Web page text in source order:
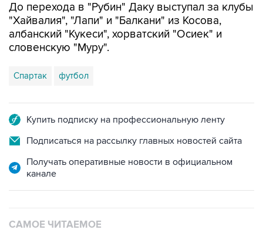
До перехода в "Рубин" Даку выступал за клубы
"Хайвалия", "Лапи" и "Балкани" из Косова,
албанский "Кукеси", хорватский "Осиек" и
словенскую "Муру".
Спартак футбол
Купить подписку на профессиональную ленту
Подписаться на рассылку главных новостей сайта
Получать оперативные новости в официальном
канале
САМОЕ ЧИТАЕМОЕ